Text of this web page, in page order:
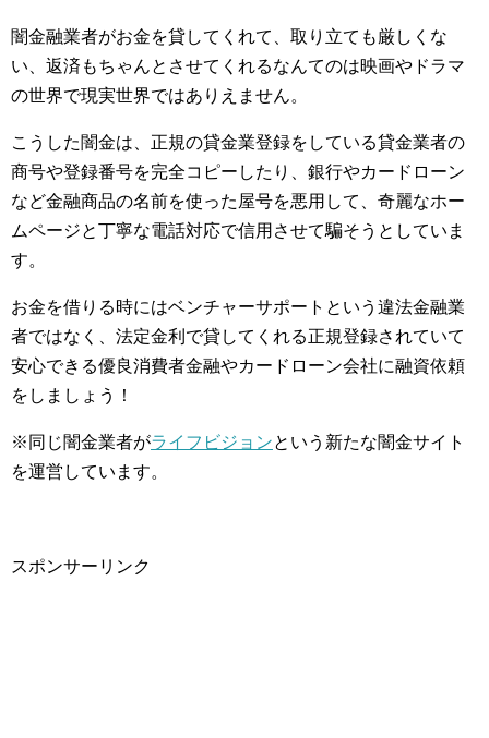
闇金融業者がお金を貸してくれて、取り立ても厳しくな
い、返済もちゃんとさせてくれるなんてのは映画やドラマ
の世界で現実世界ではありえません。
こうした闇金は、正規の貸金業登録をしている貸金業者の
商号や登録番号を完全コピーしたり、銀行やカードローン
など金融商品の名前を使った屋号を悪用して、奇麗なホー
ムページと丁寧な電話対応で信用させて騙そうとしていま
す。
お金を借りる時にはベンチャーサポートという違法金融業
者ではなく、法定金利で貸してくれる正規登録されていて
安心できる優良消費者金融やカードローン会社に融資依頼
をしましょう！
※同じ闇金業者がライフビジョンという新たな闇金サイト
を運営しています。
スポンサーリンク